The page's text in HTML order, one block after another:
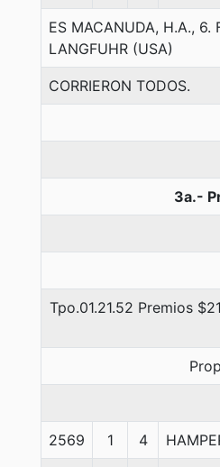
ES MACANUDA, H.A., 6.
LANGFUHR (USA)
CORRIERON TODOS.
3a.-
Tpo.01.21.52 Premios
2569 1 4